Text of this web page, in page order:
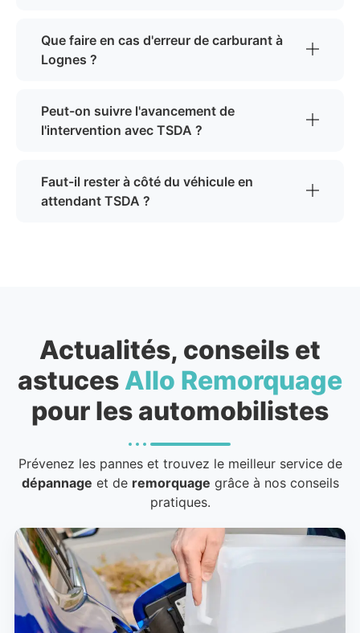
Que faire en cas d'erreur de carburant à
Lognes ?
Peut-on suivre l'avancement de
l'intervention avec TSDA ?
Faut-il rester à côté du véhicule en
attendant TSDA ?
Actualités, conseils et
astuces Allo Remorquage
pour les automobilistes
Prévenez les pannes et trouvez le meilleur service de
dépannage et de remorquage grâce à nos conseils
pratiques.